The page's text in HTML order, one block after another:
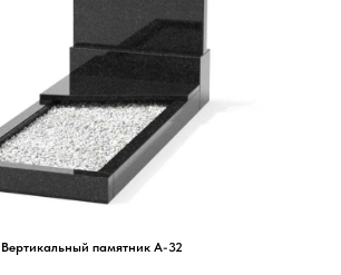
Вертикальный памятник А-32